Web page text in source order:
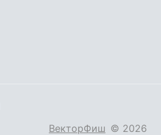
ВекторФиш © 2026